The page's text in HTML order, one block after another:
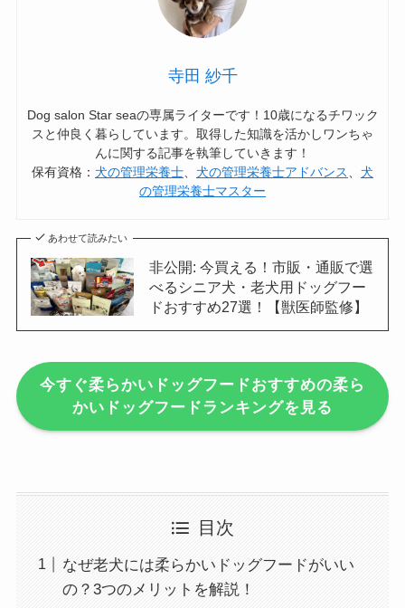
寺田 紗千
Dog salon Star seaの専属ライターです！10歳になるチワック
スと仲良く暮らしています。取得した知識を活かしワンちゃ
んに関する記事を執筆していきます！
保有資格： 犬の管理栄養士 犬の管理栄養士アドバンス
犬
の管理栄養士マスター
あわせて読みたい
非公開: 今買える！市販・通販で選
べるシニア犬・老犬用ドッグフー
ドおすすめ27選！【獣医師監修】
今すぐ柔らかいドッグフードおすすめの柔ら
かいドッグフードランキングを見る
目次
なぜ老犬には柔らかいドッグフードがいい
の？3つのメリットを解説！